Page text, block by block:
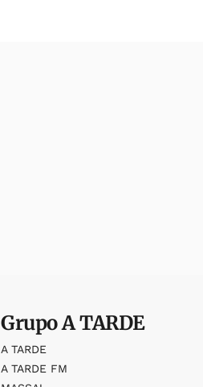
GrupoA TARDE
A TARDE
A TARDE FM